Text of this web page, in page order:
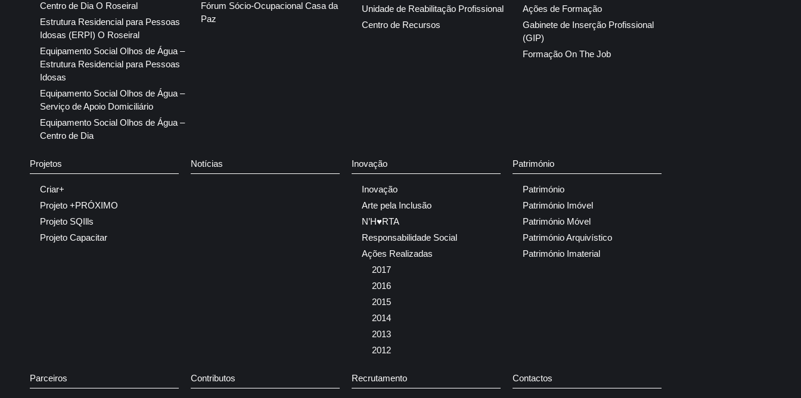
Centro de Dia O Roseiral
Estrutura Residencial para Pessoas
Idosas (ERPI) O Roseiral
Equipamento Social Olhos de Água –
Estrutura Residencial para Pessoas
Idosas
Equipamento Social Olhos de Água –
Serviço de Apoio Domiciliário
Equipamento Social Olhos de Água –
Centro de Dia
Fórum Sócio-Ocupacional Casa da
Paz
Unidade de Reabilitação Profissional
Centro de Recursos
Ações de Formação
Gabinete de Inserção Profissional
(GIP)
Formação On The Job
Projetos
Criar+
Projeto +PRÓXIMO
Projeto SQIlls
Projeto Capacitar
Notícias Inovação
Inovação
Arte pela Inclusão
N’H♥RTA
Responsabilidade Social
Ações Realizadas
2017
2016
2015
2014
2013
2012
Património
Património
Património Imóvel
Património Móvel
Património Arquivístico
Património Imaterial
Parceiros Contributos Recrutamento Contactos